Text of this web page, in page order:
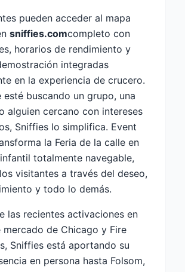
pueden acceder al mapa
sniffies.comcompleto con
horarios de rendimiento y
integradas
en la experiencia de crucero.
esté buscando un grupo, una
alguien cercano con intereses
Sniffies lo simplifica. Event
la Feria de la calle en
totalmente navegable,
visitantes a través del deseo,
y todo lo demás.
las recientes activaciones en
mercado de Chicago y Fire
Sniffies está aportando su
en persona hasta Folsom,